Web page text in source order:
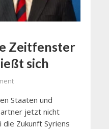
Zeitfenster
sich
Staaten und
jetzt nicht
Zukunft Syriens